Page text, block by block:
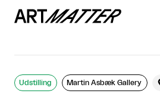
Udstilling Martin Asbæk Gallery